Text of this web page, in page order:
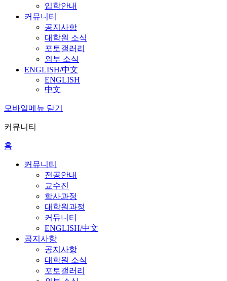
입학안내
커뮤니티
공지사항
대학원 소식
포토갤러리
외부 소식
ENGLISH/中文
ENGLISH
中文
모바일메뉴 닫기
커뮤니티
홈
커뮤니티
전공안내
교수진
학사과정
대학원과정
커뮤니티
ENGLISH/中文
공지사항
공지사항
대학원 소식
포토갤러리